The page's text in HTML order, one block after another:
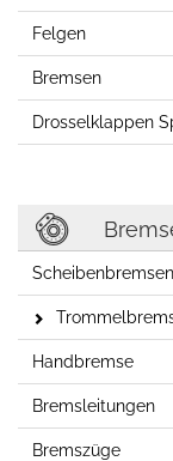
Felgen
Bremsen
Drosselklappen
Scheibenbremsen
Handbremse
Bremsleitungen
Bremszüge